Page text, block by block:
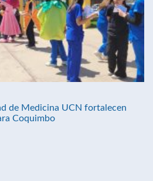
de Medicina UCN fortalecen
Coquimbo